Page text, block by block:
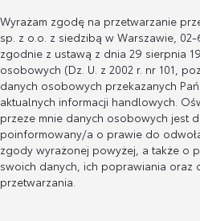
Wyrażam zgodę na przetwarzanie
sp. z o.o. z siedzibą w Warszawie,
zgodnie z ustawą z dnia 29 sierpnia
osobowych (Dz. U. z 2002 r. nr 101,
danych osobowych przekazanych
aktualnych informacji handlowych.
przeze mnie danych osobowych jest
poinformowany/a o prawie do
zgody wyrażonej powyżej, a także o
swoich danych, ich poprawiania oraz
przetwarzania.